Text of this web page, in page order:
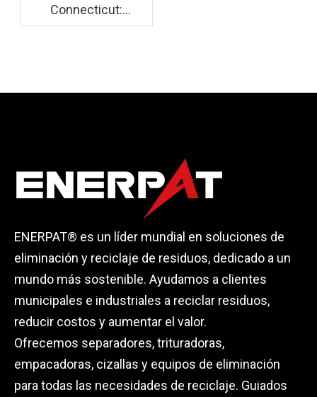
Connecticut:
ENERPAT Se instaló el
F800+BM1090
ENERPAT® es un líder mundial en soluciones de
eliminación y reciclaje de residuos, dedicado a un
mundo más sostenible. Ayudamos a clientes
municipales e industriales a reciclar residuos,
reducir costos y aumentar el valor.
Ofrecemos separadores, trituradoras,
empacadoras, cizallas y equipos de eliminación
para todas las necesidades de reciclaje. Guiados